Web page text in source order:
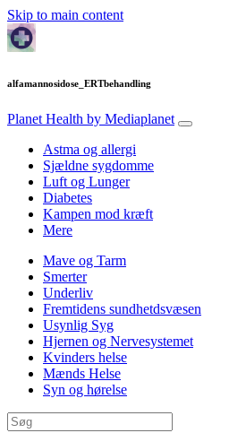
Skip to main content
alfamannosidose_ERTbehandling
Planet Health by Mediaplanet
Astma og allergi
Sjældne sygdomme
Luft og Lunger
Diabetes
Kampen mod kræft
Mere
Mave og Tarm
Smerter
Underliv
Fremtidens sundhetdsvæsen
Usynlig Syg
Hjernen og Nervesystemet
Kvinders helse
Mænds Helse
Syn og hørelse